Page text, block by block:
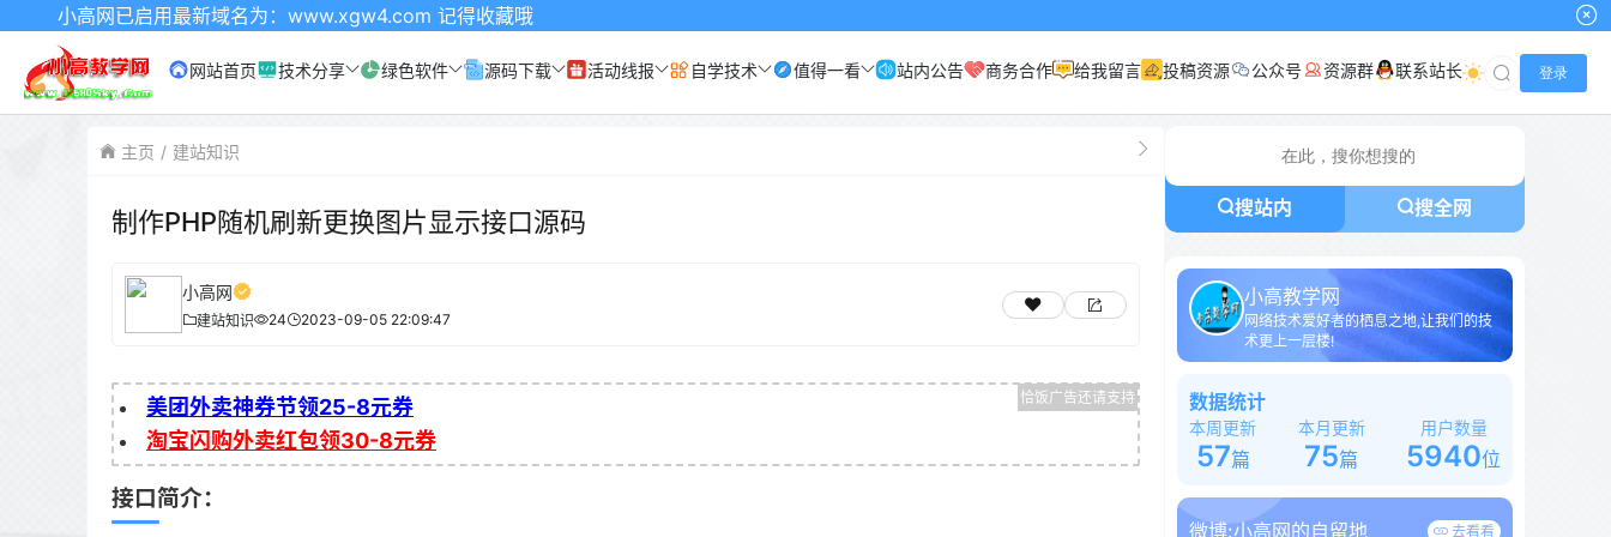
网已启用最新域名为：www.xgw4.com 记得收藏哦
网站首页 技术分享 绿色软件 源码下载 活动线报 自学技术 值得一看 站内公告 商务合作 给我留言 投稿资源 公众号 资源群 联系站长 登录
主页 建站知识
制作PHP随机刷新更换图片显示接口源码
小高网
建站知识 24 2023-09-05 22:09:47
美团外卖神券节领25-8元券
淘宝闪购外卖红包领30-8元券
接口简介：
搜站内 搜全网
小高教学网
网络技术爱好者的栖息之地,让我们的技
术更上一层楼!
数据统计
本周更新
57篇
本月更新
75篇
用户数量
5940位
微博:小高网的自留地 去看看